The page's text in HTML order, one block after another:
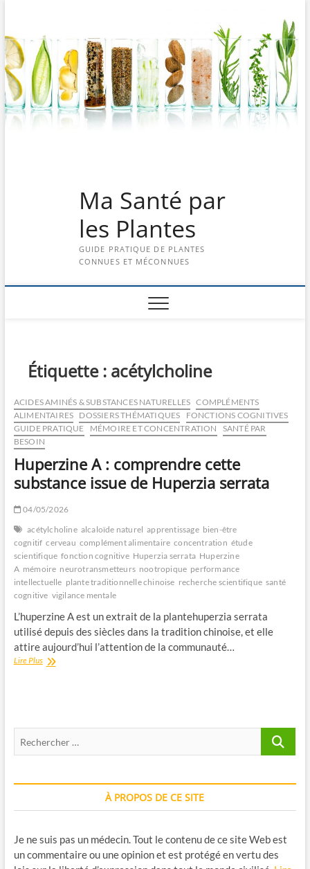
content
Ma Santé par
les Plantes
GUIDE PRATIQUE DE PLANTES
CONNUES ET MÉCONNUES
Étiquette : acétylcholine
ACIDES AMINÉS & SUBSTANCES NATURELLES COMPLÉMENTS
ALIMENTAIRES DOSSIERS THÉMATIQUES
FONCTIONS COGNITIVES
GUIDE PRATIQUE
MÉMOIRE ET CONCENTRATION
SANTÉ PAR
BESOIN
Huperzine A : comprendre cette
substance issue de Huperzia serrata
04/05/2026
acétylcholine alcaloïde naturel apprentissage bien-être
cognitif cerveau complément alimentaire concentration étude
scientifique fonction cognitive Huperzia serrata Huperzine
A mémoire neurotransmetteurs nootropique performance
intellectuelle plante traditionnelle chinoise recherche scientifique santé
cognitive vigilance mentale
L’huperzine A est un extrait de la plantehuperzia serrata
utilisé depuis des siècles dans la tradition chinoise, et elle
attire aujourd’hui l’attention de la communauté…
Lire PlusHuperzine
de
À PROPOS DE CE SITE
Je ne suis pas un médecin. Tout le contenu de ce site Web est
un commentaire ou une opinion et est protégé en vertu des